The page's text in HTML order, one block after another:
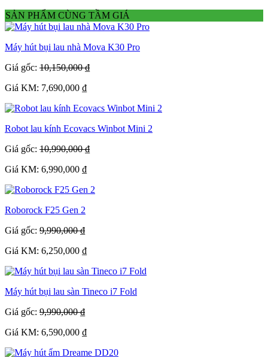
SẢN PHẨM CÙNG TẦM GIÁ
Máy hút bụi lau nhà Mova K30 Pro
Giá gốc: 10,150,000 ₫
Giá KM: 7,690,000 ₫
Robot lau kính Ecovacs Winbot Mini 2
Giá gốc: 10,990,000 ₫
Giá KM: 6,990,000 ₫
Roborock F25 Gen 2
Giá gốc: 9,990,000 ₫
Giá KM: 6,250,000 ₫
Máy hút bụi lau sàn Tineco i7 Fold
Giá gốc: 9,990,000 ₫
Giá KM: 6,590,000 ₫